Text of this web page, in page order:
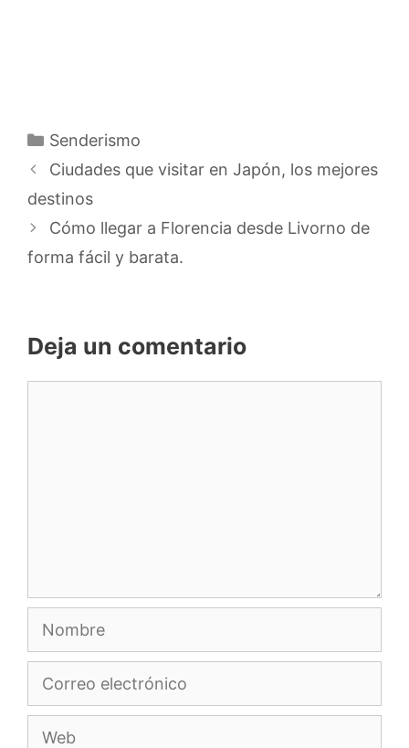
Categorías
Senderismo
Ciudades que visitar en Japón, los mejores
destinos
Cómo llegar a Florencia desde Livorno de
forma fácil y barata.
Deja un comentario
Nombre
Correo
Web